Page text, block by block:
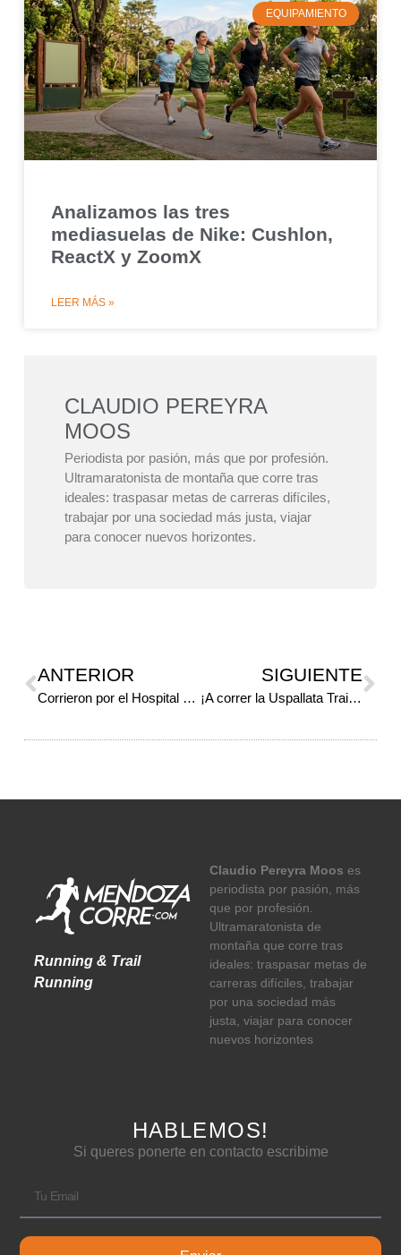
EQUIPAMIENTO
Analizamos las tres
mediasuelas de Nike: Cushlon,
ReactX y ZoomX
LEER MÁS »
CLAUDIO PEREYRA
MOOS
Periodista por pasión, más que por profesión.
Ultramaratonista de montaña que corre tras
ideales: traspasar metas de carreras difíciles,
trabajar por una sociedad más justa, viajar
para conocer nuevos horizontes.
ANTERIOR
Corrieron por el Hospital Malargüe
SIGUIENTE
¡A correr la Uspallata Trail Running!
Running & Trail
Running
Claudio Pereyra Moos es
periodista por pasión, más
que por profesión.
Ultramaratonista de
montaña que corre tras
ideales: traspasar metas de
carreras difíciles, trabajar
por una sociedad más
justa, viajar para conocer
nuevos horizontes
HABLEMOS!
Si queres ponerte en contacto escribime